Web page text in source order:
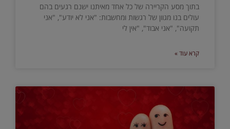
בתוך מסע הקריירה של כל אחד מאיתנו ישנם רגעים בהם
עולים בנו מגוון של רגשות ומחשבות: "אני לא יודע", "אני
תקועה", "אני אבוד", "אין לי
קרא עוד »